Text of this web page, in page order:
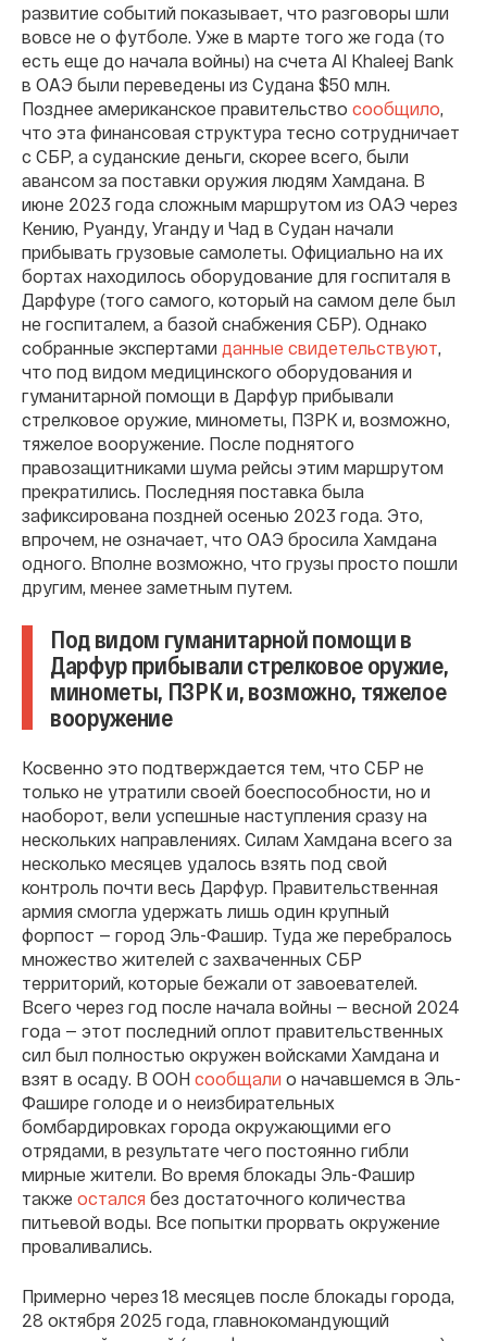
развитие событий показывает, что разговоры шли
вовсе не о футболе. Уже в марте того же года (то
есть еще до начала войны) на счета Al Khaleej Bank
в ОАЭ были переведены из Судана $50 млн.
Позднее американское правительство сообщило
что эта финансовая структура тесно сотрудничает
с СБР, а суданские деньги, скорее всего, были
авансом за поставки оружия людям Хамдана. В
июне 2023 года сложным маршрутом из ОАЭ через
Кению, Руанду, Уганду и Чад в Судан начали
прибывать грузовые самолеты. Официально на их
бортах находилось оборудование для госпиталя в
Дарфуре (того самого, который на самом деле был
не госпиталем, а базой снабжения СБР). Однако
собранные экспертами данные свидетельствуют
что под видом медицинского оборудования и
гуманитарной помощи в Дарфур прибывали
стрелковое оружие, минометы, ПЗРК и, возможно,
тяжелое вооружение. После поднятого
правозащитниками шума рейсы этим маршрутом
прекратились. Последняя поставка была
зафиксирована поздней осенью 2023 года. Это,
впрочем, не означает, что ОАЭ бросила Хамдана
одного. Вполне возможно, что грузы просто пошли
другим, менее заметным путем.
Под видом гуманитарной помощи в
Дарфур прибывали стрелковое оружие,
минометы, ПЗРК и, возможно, тяжелое
вооружение
Косвенно это подтверждается тем, что СБР не
только не утратили своей боеспособности, но и
наоборот, вели успешные наступления сразу на
нескольких направлениях. Силам Хамдана всего за
несколько месяцев удалось взять под свой
контроль почти весь Дарфур. Правительственная
армия смогла удержать лишь один крупный
форпост — город Эль-Фашир. Туда же перебралось
множество жителей с захваченных СБР
территорий, которые бежали от завоевателей.
Всего через год после начала войны — весной 2024
года — этот последний оплот правительственных
сил был полностью окружен войсками Хамдана и
взят в осаду. В ООН сообщали о начавшемся в Эль-
Фашире голоде и о неизбирательных
бомбардировках города окружающими его
отрядами, в результате чего постоянно гибли
мирные жители. Во время блокады Эль-Фашир
также остался без достаточного количества
питьевой воды. Все попытки прорвать окружение
проваливались.
Примерно через 18 месяцев после блокады города,
28 октября 2025 года, главнокомандующий